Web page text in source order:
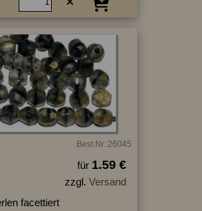
Best.Nr.:26045
für 1.59 €
zzgl. Versand
facettiert